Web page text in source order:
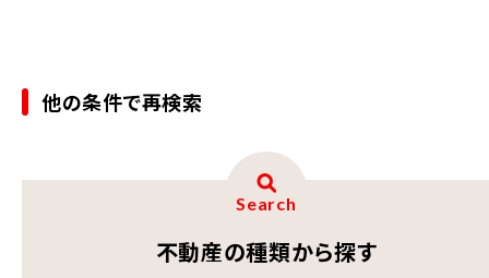
他の条件で再検索
Search
不動産の種類から探す